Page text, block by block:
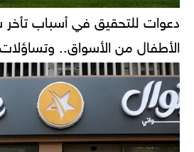
دعوات للتحقيق في أسباب
الأطفال من الأسواق..